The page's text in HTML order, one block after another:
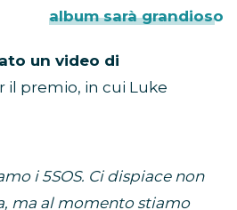
album sarà grandioso
un video di
il premio, in cui Luke
i 5SOS. Ci dispiace non
ma al momento stiamo